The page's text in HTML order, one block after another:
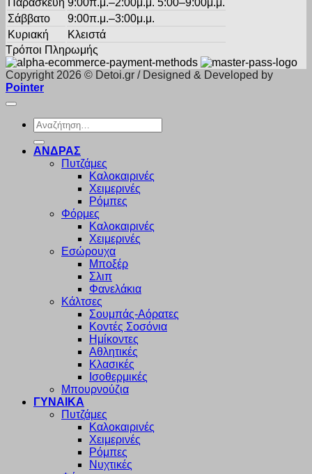
Παρασκευή 9:00π.μ.–2:00μ.μ. 5:00–9:00μ.μ.
Σάββατο
9:00π.μ.–3:00μ.μ.
Κυριακή
Κλειστά
Τρόποι Πληρωμής
Copyright 2026 © Detoi.gr / Designed & Developed by
Pointer
Αναζήτηση
για:
ΑΝΔΡΑΣ
Πυτζάμες
Καλοκαιρινές
Χειμερινές
Ρόμπες
Φόρμες
Καλοκαιρινές
Χειμερινές
Εσώρουχα
Μποξέρ
Σλιπ
Φανελάκια
Κάλτσες
Σουμπάς-Αόρατες
Κοντές Σοσόνια
Ημίκοντες
Αθλητικές
Κλασικές
Ισοθερμικές
Μπουρνούζια
ΓΥΝΑΙΚΑ
Πυτζάμες
Καλοκαιρινές
Χειμερινές
Ρόμπες
Νυχτικές